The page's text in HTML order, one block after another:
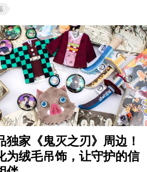
独家《鬼灭之刃》周边！
为绒毛吊饰，让守护的信